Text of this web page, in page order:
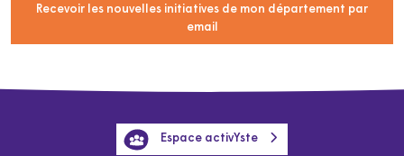
Recevoir les nouvelles initiatives de mon département par
email
Espace activYste